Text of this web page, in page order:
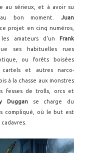
au sérieux, et à avoir su
bon moment. Juan
projet en cinq numéros,
amateurs d'un Frank
ses habituelles rues
ou forêts boisées
et autres narco-
à la chasse aux monstres
fesses de trolls, orcs et
Dugganse charge du
compliqué, où le but est